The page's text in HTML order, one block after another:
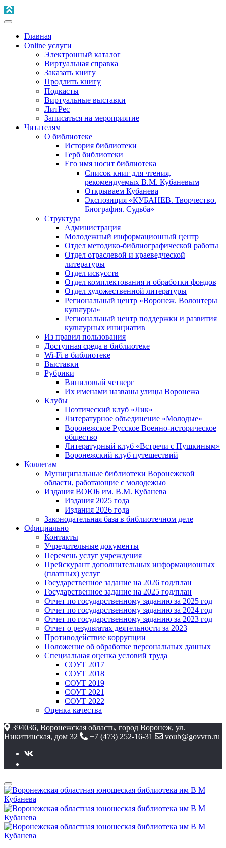
Главная
Online услуги
Электронный каталог
Виртуальная справка
Заказать книгу
Продлить книгу
Подкасты
Виртуальные выставки
ЛитРес
Записаться на мероприятие
Читателям
О библиотеке
История библиотеки
Герб библиотеки
Его имя носит библиотека
Список книг для чтения,
рекомендуемых В.М. Кубаневым
Открываем Кубанева
Экспозиция «КУБАНЕВ. Творчество.
Биография. Судьба»
Структура
Администрация
Молодежный информационный центр
Отдел методико-библиографической работы
Отдел отраслевой и краеведческой
литературы
Отдел искусств
Отдел комплектования и обработки фондов
Отдел художественной литературы
Региональный центр «Воронеж. Волонтеры
культуры»
Региональный центр поддержки и развития
культурных инициатив
Из правил пользования
Доступная среда в библиотеке
Wi-Fi в библиотеке
Выставки
Рубрики
Виниловый четверг
Их именами названы улицы Воронежа
Клубы
Поэтический клуб «Лик»
Литературное объединение «Молодые»
Воронежское Русское Военно-историческое
общество
Литературный клуб «Встречи с Пушкиным»
Воронежский клуб путешествий
Коллегам
Муниципальные библиотеки Воронежской
области, работающие с молодежью
Издания ВОЮБ им. В.М. Кубанева
Издания 2025 года
Издания 2026 года
Законодательная база в библиотечном деле
Официально
Контакты
Учредительные документы
Перечень услуг учреждения
Прейскурант дополнительных информационных
(платных) услуг
Государственное задание на 2026 год/план
Государственное задание на 2025 год/план
Отчет по государственному заданию за 2025 год
Отчет по государственному заданию за 2024 год
Отчет по государственному заданию за 2023 год
Отчет о результатах деятельности за 2023
Противодействие коррупции
Положение об обработке персональных данных
Специальная оценка условий труда
СОУТ 2017
СОУТ 2018
СОУТ 2019
СОУТ 2021
СОУТ 2022
Оценка качества
394036, Воронежская область, город Воронеж, ул.
Никитинская, дом 32
+7 (473) 252-16-31 voub@govvrn.ru